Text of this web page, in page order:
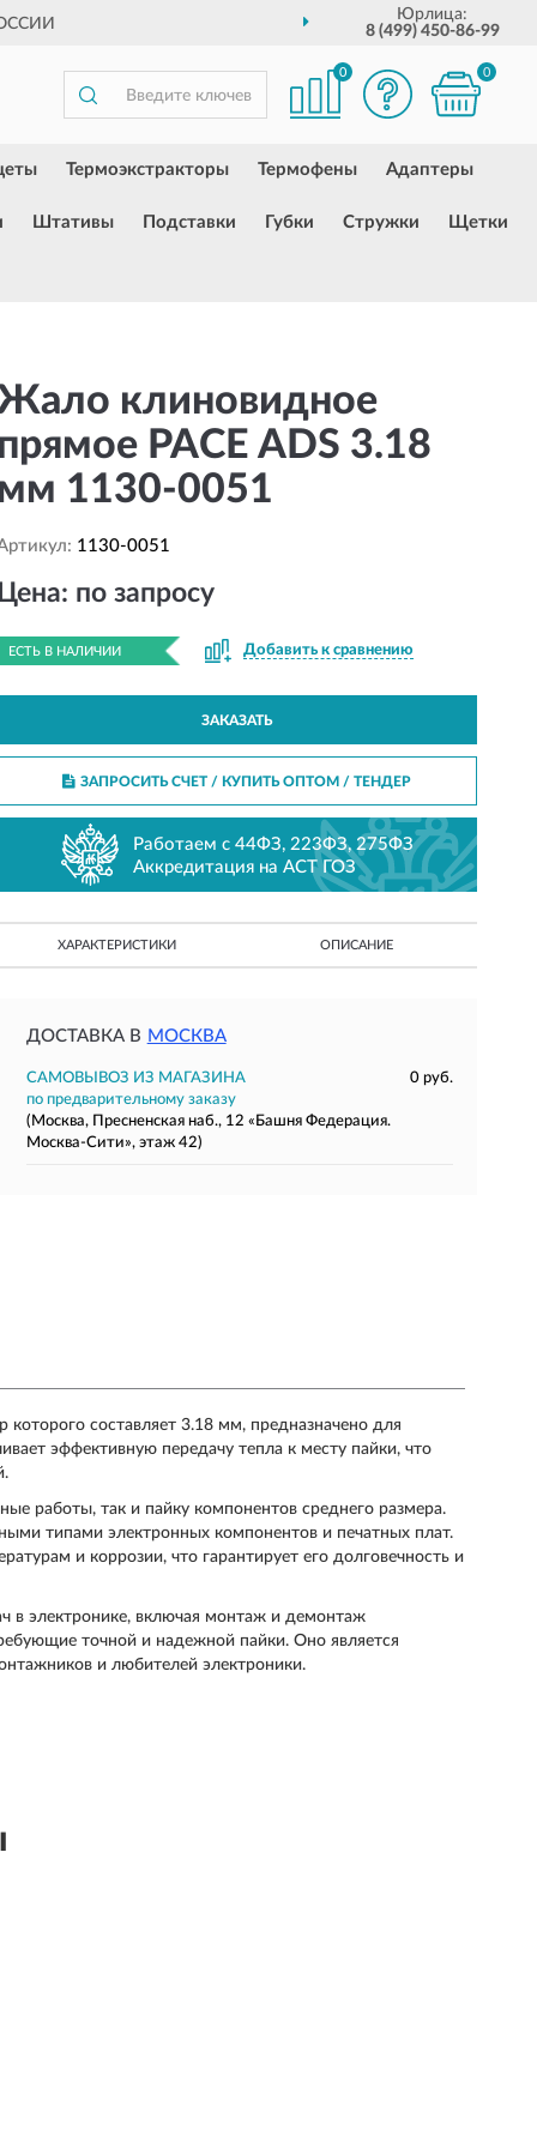
Юрлица:
8 (499) 450-86-99
0 0
Термоэкстракторы Термофены Адаптеры
Штативы Подставки Губки Стружки Щетки
клиновидное
прямое PACE ADS 3.18
мм 1130-0051
1130-0051
Цена: по запросу
ЕСТЬ В НАЛИЧИИ Добавить к сравнению
ЗАКАЗАТЬ
ЗАПРОСИТЬ СЧЕТ / КУПИТЬ ОПТОМ/ ТЕНДЕР
Работаем с 44ФЗ, 223ФЗ, 275ФЗ
Аккредитация на АСТ ГОЗ
ХАРАКТЕРИСТИКИ ОПИСАНИЕ
ДОСТАВКА В МОСКВА
САМОВЫВОЗ ИЗ МАГАЗИНА
0 руб.
по предварительному заказу
(Москва, Пресненская наб., 12 «Башня Федерация.
Москва-Сити», этаж 42)
составляет 3.18 мм, предназначено для
эффективную передачу тепла к месту пайки, что
работы, так и пайку компонентов среднего размера.
типами электронных компонентов и печатных плат.
и коррозии, что гарантирует его долговечность и
в электронике, включая монтаж и демонтаж
точной и надежной пайки. Оно является
и любителей электроники.